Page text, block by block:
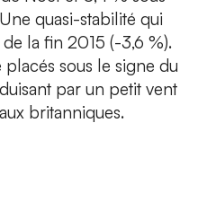
quasi-stabilité qui
la fin 2015 (-3,6 %).
sous le signe du
par un petit vent
britanniques.